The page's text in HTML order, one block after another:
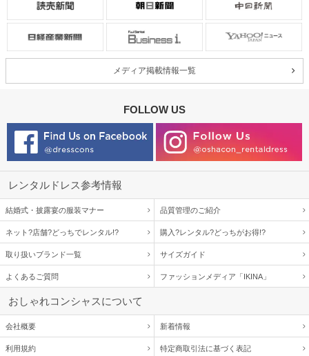
メディア掲載情報一覧
FOLLOW US
レンタルドレス参考情報
結婚式・披露宴の服装マナー 品質管理のご紹介
ネット?店舗?どっちでレンタル!? 購入?レンタル?どっちがお得!?
取り扱いブランド一覧 サイズガイド
よくあるご質問 ファッションメディア「IKINA」
おしゃれコンシャスについて
会社概要 新着情報
利用規約 特定商取引法に基づく表記